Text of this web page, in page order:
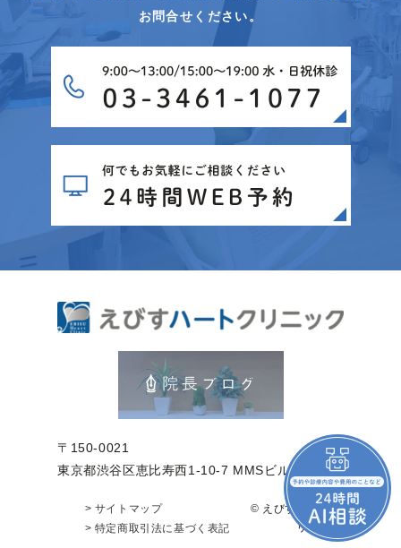
お問合せください。
〒150-0021
東京都渋谷区恵比寿西1-10-7 MMSビル2階
> サイトマップ
> 特定商取引法に基づく表記
© えびすハートク
リニック